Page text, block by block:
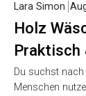
Holz
Lara Simon
Du suchst nach
Menschen